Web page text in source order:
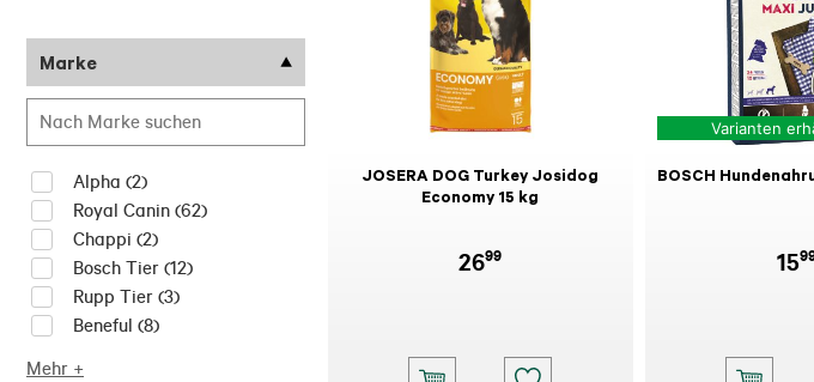
Marke
Alpha (2)
Royal Canin (62)
Chappi (2)
Bosch Tier (12)
Rupp Tier (3)
Beneful (8)
Mehr +
JOSERA DOG Turkey Josidog
Economy 15 kg
2699
Varianten
BOSCH
15